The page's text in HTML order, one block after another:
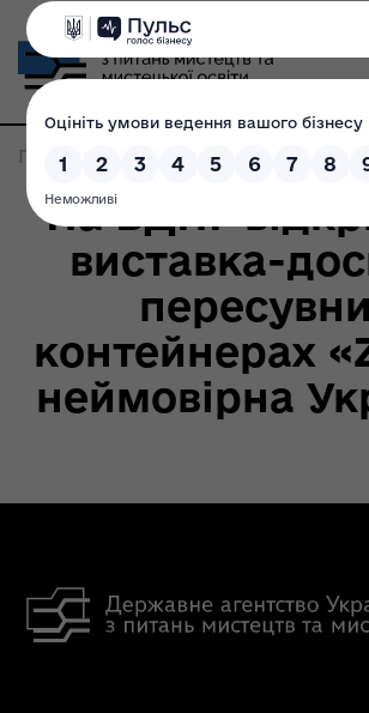
Головна Записи по метке: земля
На ВДНГ
виставка-
контейнерах
неймовірна